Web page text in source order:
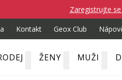
Zaregistrujte
Kontakt Geox Club
ŽENY MUŽI